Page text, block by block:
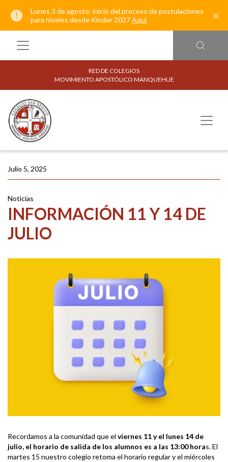
Lunes 3 de agosto: inicio del proceso de postulaciones
para niveles desde Kínder 2027Aquí ×
RED DE COLEGIOS
MOVIMIENTO APOSTÓLICO MANQUEHUE
Julio 5, 2025
Noticias
INFORMACIÓN 11 Y 14 DE
JULIO
Recordamos a la comunidad que el viernes 11 y el lunes 14 de
julio, el horario de salida de los alumnos es a las 13:00 horas. El
martes 15 nuestro colegio retoma el horario regular y el miércoles